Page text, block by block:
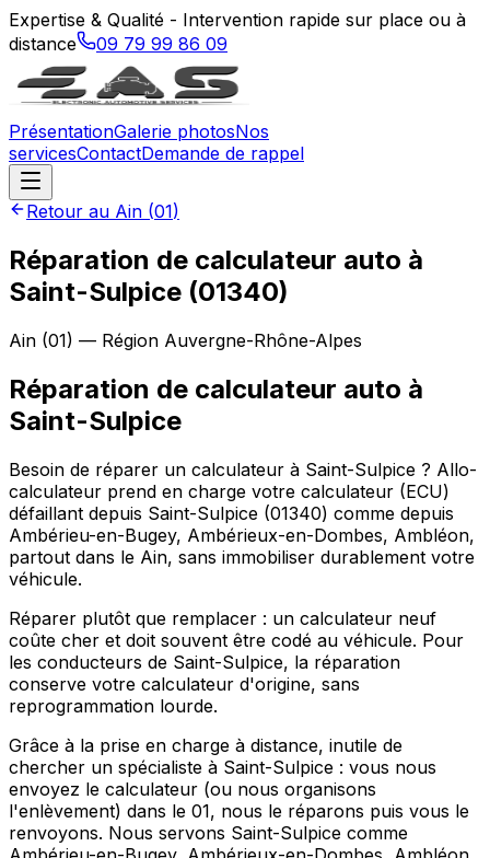
Expertise & Qualité - Intervention rapide sur place ou à
distance
09 79 99 86 09
PrésentationGalerie photosNos
servicesContactDemande de rappel
Retour au Ain (01)
Réparation de calculateur auto à
Saint-Sulpice (01340)
Ain (01) — Région Auvergne-Rhône-Alpes
Réparation de calculateur auto à
Saint-Sulpice
Besoin de réparer un calculateur à Saint-Sulpice ? Allo-
calculateur prend en charge votre calculateur (ECU)
défaillant depuis Saint-Sulpice (01340) comme depuis
Ambérieu-en-Bugey, Ambérieux-en-Dombes, Ambléon,
partout dans le Ain, sans immobiliser durablement votre
véhicule.
Réparer plutôt que remplacer : un calculateur neuf
coûte cher et doit souvent être codé au véhicule. Pour
les conducteurs de Saint-Sulpice, la réparation
conserve votre calculateur d'origine, sans
reprogrammation lourde.
Grâce à la prise en charge à distance, inutile de
chercher un spécialiste à Saint-Sulpice : vous nous
envoyez le calculateur (ou nous organisons
l'enlèvement) dans le 01, nous le réparons puis vous le
renvoyons. Nous servons Saint-Sulpice comme